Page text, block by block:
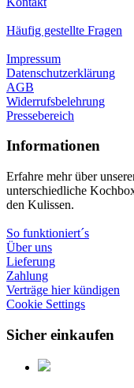
Häufig gestellte Fragen
Impressum
Datenschutzerklärung
AGB
Widerrufsbelehrung
Pressebereich
Informationen
Erfahre mehr über
unterschiedliche
den Kulissen.
So funktioniert´s
Über uns
Lieferung
Zahlung
Verträge hier kündigen
Cookie Settings
Sicher einkaufen